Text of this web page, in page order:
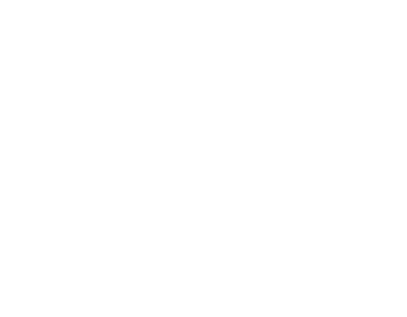
على الرغم من أنه فيلم رومانسي في المقام الأول، فإنه